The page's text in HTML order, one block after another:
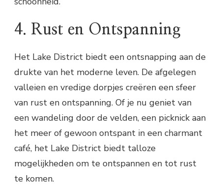
4. Rust en Ontspanning
Het Lake District biedt een ontsnapping aan de
drukte van het moderne leven. De afgelegen
valleien en vredige dorpjes creëren een sfeer
van rust en ontspanning. Of je nu geniet van
een wandeling door de velden, een picknick aan
het meer of gewoon ontspant in een charmant
café, het Lake District biedt talloze
mogelijkheden om te ontspannen en tot rust
te komen.